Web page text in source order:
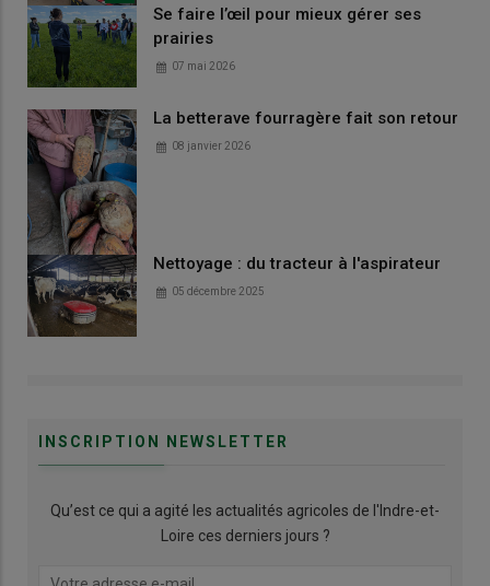
Se faire l’œil pour mieux gérer ses
prairies
07 mai 2026
La betterave fourragère fait son retour
08 janvier 2026
Nettoyage : du tracteur à l'aspirateur
05 décembre 2025
INSCRIPTION NEWSLETTER
Qu’est ce qui a agité les actualités agricoles de l'Indre-et-
Loire ces derniers jours ?